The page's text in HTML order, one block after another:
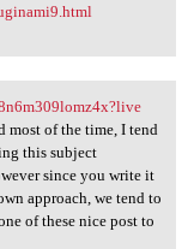
most of the time, I tend
this subject
since you write it
approach, we tend to
of these nice post to